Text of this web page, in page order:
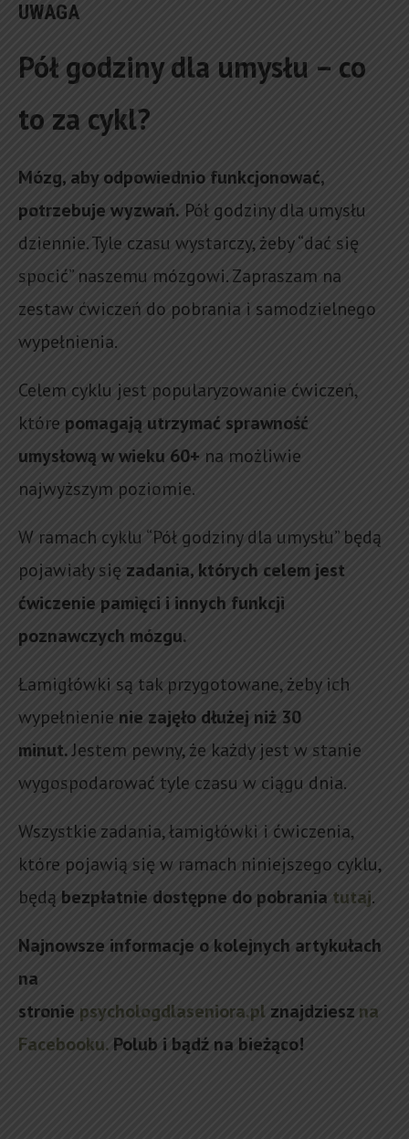
UWAGA
Pół godziny dla umysłu – co
to za cykl?
Mózg, aby odpowiednio funkcjonować,
potrzebuje wyzwań. Pół godziny dla umysłu
dziennie. Tyle czasu wystarczy, żeby “dać się
spocić” naszemu mózgowi. Zapraszam na
zestaw ćwiczeń do pobrania i samodzielnego
wypełnienia.
Celem cyklu jest popularyzowanie ćwiczeń,
które pomagają utrzymać sprawność
umysłową w wieku 60+ na możliwie
najwyższym poziomie.
W ramach cyklu “Pół godziny dla umysłu” będą
pojawiały się zadania, których celem jest
ćwiczenie pamięci i innych funkcji
poznawczych mózgu.
Łamigłówki są tak przygotowane, żeby ich
wypełnienie nie zajęło dłużej niż 30
minut.Jestem pewny, że każdy jest w stanie
wygospodarować tyle czasu w ciągu dnia.
Wszystkie zadania, łamigłówki i ćwiczenia,
które pojawią się w ramach niniejszego cyklu,
będą bezpłatnie dostępne do pobrania tutaj.
Najnowsze informacje o kolejnych artykułach
na
stronie psychologdlaseniora.pl znajdziesz na
Facebooku. Polub i bądź na bieżąco!